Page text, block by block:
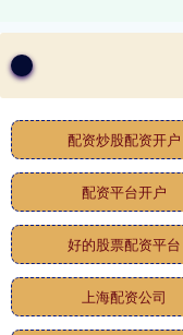
配资炒股配资开户
配资平台开户
好的股票配资平台
上海配资公司